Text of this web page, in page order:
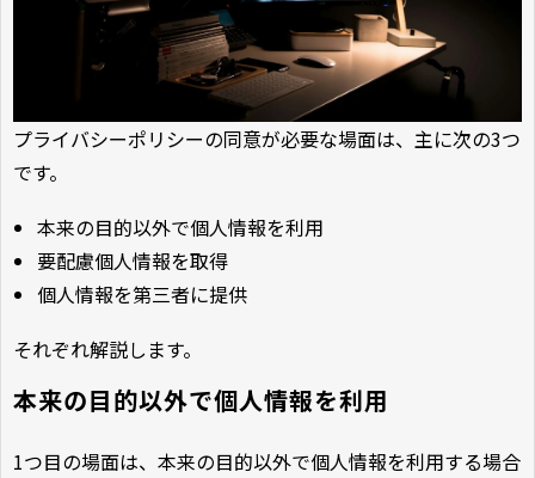
プライバシーポリシーの同意が必要な場面は、主に次の3つ
です。
本来の目的以外で個人情報を利用
要配慮個人情報を取得
個人情報を第三者に提供
それぞれ解説します。
本来の目的以外で個人情報を利用
1つ目の場面は、本来の目的以外で個人情報を利用する場合